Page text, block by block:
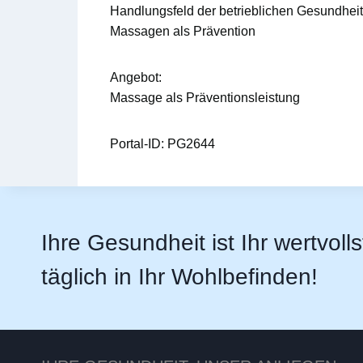
Handlungsfeld der betrieblichen
Massagen als Prävention
Angebot:
Massage als Präventionsleistung
Portal-ID: PG2644
Ihre Gesundheit ist Ihr
täglich in Ihr Wohlbefinden!